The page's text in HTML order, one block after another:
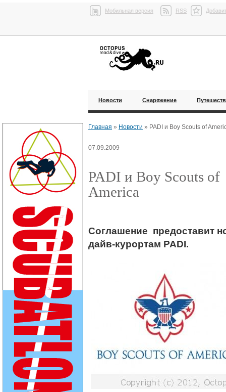
Мобильная версия RSS
Новости Снаряжение
Главная » Новости » PADI и Boy Scouts of
07.09.2009
PADI и Boy Scouts of
America
Соглашение предоставит
дайв-курортам PADI.